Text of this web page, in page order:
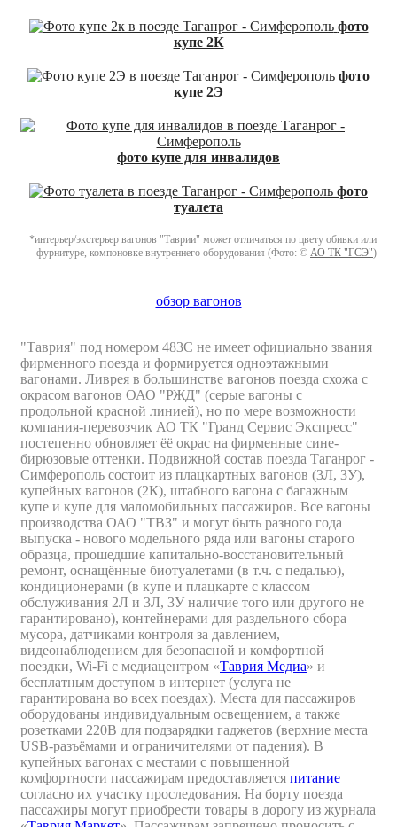
фото
купе 2К
фото
купе 2Э
фото купе для инвалидов
фото
туалета
*интерьер/экстерьер вагонов "Таврии" может отличаться по цвету обивки или
фурнитуре, компоновке внутреннего оборудования (Фото: © АО ТК "ГСЭ")
обзор вагонов
"Таврия" под номером 483С не имеет официально звания
фирменного поезда и формируется одноэтажными
вагонами. Ливрея в большинстве вагонов поезда схожа с
окрасом вагонов ОАО "РЖД" (серые вагоны с
продольной красной линией), но по мере возможности
компания-перевозчик АО ТК "Гранд Сервис Экспресс"
постепенно обновляет ёё окрас на фирменные сине-
бирюзовые оттенки. Подвижной состав поезда Таганрог -
Симферополь состоит из плацкартных вагонов (3Л, 3У),
купейных вагонов (2К), штабного вагона с багажным
купе и купе для маломобильных пассажиров. Все вагоны
производства ОАО "ТВЗ" и могут быть разного года
выпуска - нового модельного ряда или вагоны старого
образца, прошедшие капитально-восстановительный
ремонт, оснащённые биотуалетами (в т.ч. с педалью),
кондиционерами (в купе и плацкарте с классом
обслуживания 2Л и 3Л, 3У наличие того или другого не
гарантировано), контейнерами для раздельного сбора
мусора, датчиками контроля за давлением,
видеонаблюдением для безопасной и комфортной
поездки, Wi-Fi с медиацентром «Таврия Медиа» и
бесплатным доступом в интернет (услуга не
гарантирована во всех поездах). Места для пассажиров
оборудованы индивидуальным освещением, а также
розетками 220В для подзарядки гаджетов (верхние места
USB-разъёмами и ограничителями от падения). В
купейных вагонах с местами с повышенной
комфортности пассажирам предоставляется питание
согласно их участку проследования. На борту поезда
пассажиры могут приобрести товары в дорогу из журнала